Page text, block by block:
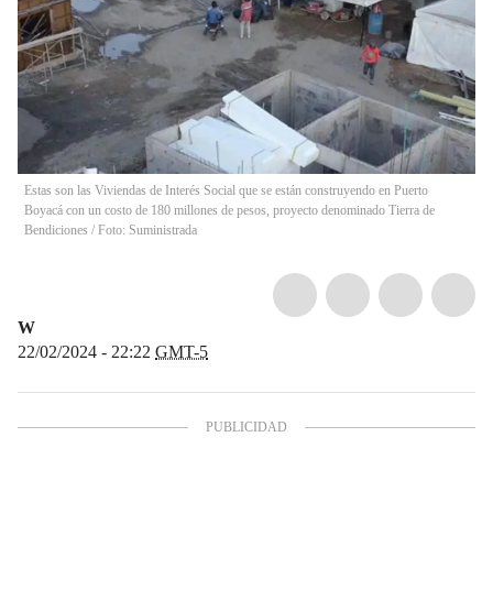
Estas son las Viviendas de Interés Social que se están construyendo en Puerto
Boyacá con un costo de 180 millones de pesos, proyecto denominado Tierra de
Bendiciones / Foto: Suministrada
W
22/02/2024 - 22:22 GMT-5